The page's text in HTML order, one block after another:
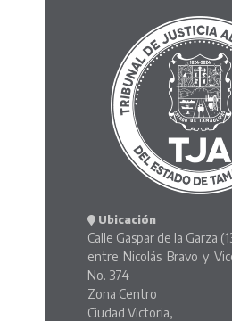
Ubicación
Calle Gaspar de la Garza
entre Nicolás Bravo y
No. 374
Zona Centro
Ciudad Victoria,